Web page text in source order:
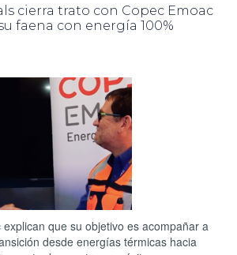
cierra trato con Copec Emoac
faena con energía 100%
que su objetivo es acompañar a
desde energías térmicas hacia